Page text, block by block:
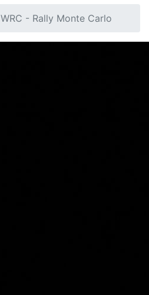
WRC - Rally Monte Carlo